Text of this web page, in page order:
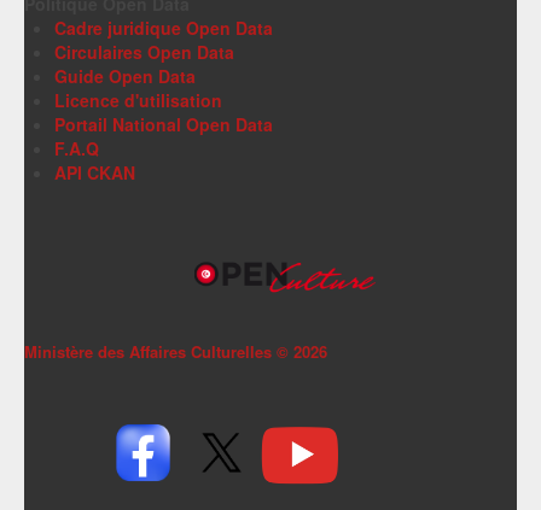
Cadre juridique Open Data
Circulaires Open Data
Guide Open Data
Licence d'utilisation
Portail National Open Data
F.A.Q
API CKAN
Ministère des Affaires Culturelles © 2026